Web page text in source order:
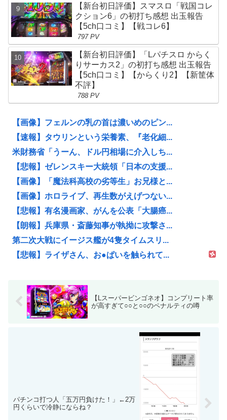
【新台初日評価】スマスロ「戦国コレ
クション6」の初打ち感想 出玉報告
【5ch口コミ】【戦コレ6】
797 PV
【新台初日評価】「Lパチスロ からく
りサーカス2」の初打ち感想 出玉報告
【5ch口コミ】【からくり2】【新筐体
不評】
788 PV
【画像】フェルンの乳の首は濃いめのピン...
【速報】タウリンという栄養素、『老化細...
米財務省「うーん、ドル円相場に介入しち...
【悲報】ゼレンスキー大統領「日本の支援...
【画像】「魔法科高校の劣等生」お兄様と...
【画像】ホロライブ、再生数がえげつない...
【悲報】有名漫画家、がんを公表「大腸癌...
【朗報】兵庫県・斎藤知事が執拗に攻撃さ...
第二次大戦にイージス艦が4隻タイムスリ...
【悲報】ライザさん、お●ぱいを触られて...
【Lスーパービンゴネオ】コンプリート率
が高すぎて○○と○○のペナルティの噂
パチンコ打つ人「五万円負けた！」←2万
円くらいで冷静にならね？